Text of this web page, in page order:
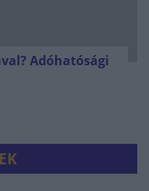
Adóhatósági